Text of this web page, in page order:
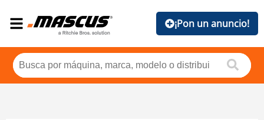
¡Pon un anuncio!